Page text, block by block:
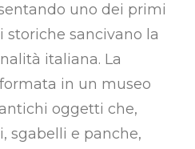
uno dei primi
sancivano la
italiana. La
in un museo
oggetti che,
sgabelli e panche,